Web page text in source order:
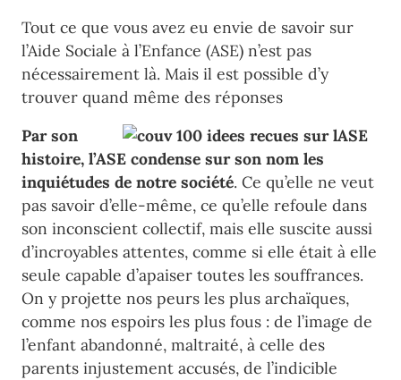
Tout ce que vous avez eu envie de savoir sur
l’Aide Sociale à l’Enfance (ASE) n’est pas
nécessairement là. Mais il est possible d’y
trouver quand même des réponses
Par son
histoire, l’ASE condense sur son nom les
inquiétudes de notre société. Ce qu’elle ne veut
pas savoir d’elle-même, ce qu’elle refoule dans
son inconscient collectif, mais elle suscite aussi
d’incroyables attentes, comme si elle était à elle
seule capable d’apaiser toutes les souffrances.
On y projette nos peurs les plus archaïques,
comme nos espoirs les plus fous : de l’image de
l’enfant abandonné, maltraité, à celle des
parents injustement accusés, de l’indicible